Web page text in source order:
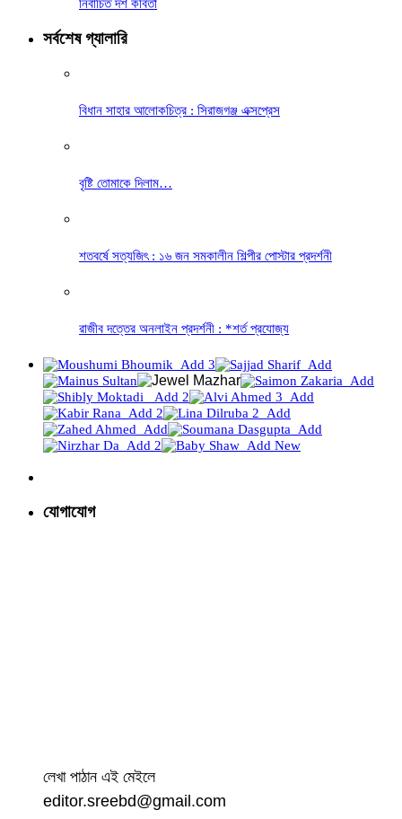
নির্বাচিত দশ কবিতা
সর্বশেষ গ্যালারি
বিধান সাহার আলোকচিত্র : সিরাজগঞ্জ এক্সপ্রেস
বৃষ্টি তোমাকে দিলাম…
শতবর্ষে সত্যজিৎ : ১৬ জন সমকালীন শিল্পীর পোস্টার প্রদর্শনী
রাজীব দত্তের অনলাইন প্রদর্শনী : *শর্ত প্রযোজ্য
যোগাযোগ
লেখা পাঠান এই মেইলে
editor.sreebd@gmail.com